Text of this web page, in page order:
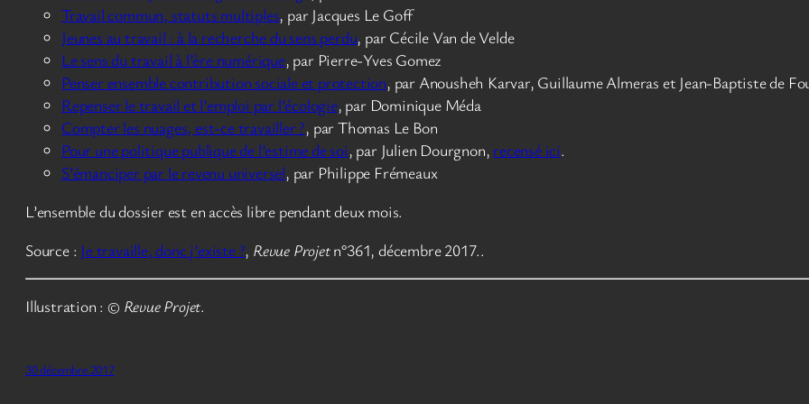
Travail commun, statuts multiples, par Jacques Le Goff
Jeunes au travail : à la recherche du sens perdu, par Cécile Van de Velde
Le sens du travail à l’ère numérique, par Pierre-Yves Gomez
Penser ensemble contribution sociale et protection, par Anousheh Karvar, Guillaume Almeras et Jean-Baptiste de
Repenser le travail et l’emploi par l’écologie, par Dominique Méda
Compter les nuages, est-ce travailler ?, par Thomas Le Bon
Pour une politique publique de l’estime de soi, par Julien Dourgnon, recensé ici.
S’émanciper par le revenu universel, par Philippe Frémeaux
L’ensemble du dossier est en accès libre pendant deux mois.
Source : Je travaille, donc j’existe ?, Revue Projetn°361, décembre 2017..
Illustration : © Revue Projet.
30 décembre 2017